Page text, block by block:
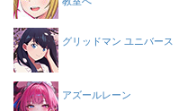
グリッドマン ユニバース
アズールレーン